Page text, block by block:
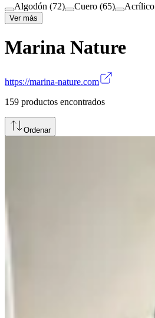
Algodón (72) Cuero (65) Acrílico
Ver más
Marina Nature
https://marina-nature.com
159 productos encontrados
Ordenar